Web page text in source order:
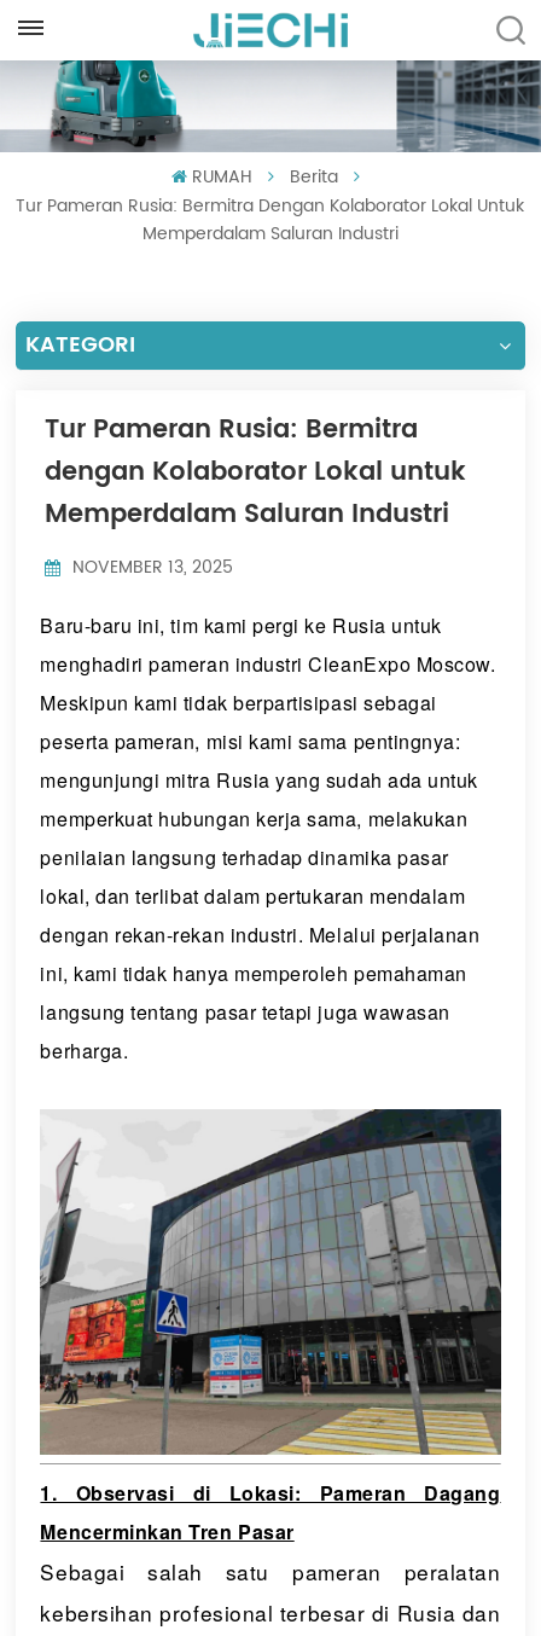
English
Português
Tiếng Việt
Indonesia
中文
RUMAH
Berita
Tur Pameran Rusia: Bermitra Dengan Kolaborator Lokal Untuk
Memperdalam Saluran Industri
KATEGORI
Tur Pameran Rusia: Bermitra
dengan Kolaborator Lokal untuk
Memperdalam Saluran Industri
NOVEMBER 13, 2025
Baru-baru ini, tim kami pergi ke Rusia untuk
menghadiri pameran industri CleanExpo Moscow.
Meskipun kami tidak berpartisipasi sebagai
peserta pameran, misi kami sama pentingnya:
mengunjungi mitra Rusia yang sudah ada untuk
memperkuat hubungan kerja sama, melakukan
penilaian langsung terhadap dinamika pasar
lokal, dan terlibat dalam pertukaran mendalam
dengan rekan-rekan industri. Melalui perjalanan
ini, kami tidak hanya memperoleh pemahaman
langsung tentang pasar tetapi juga wawasan
berharga.
1. Observasi di Lokasi: Pameran Dagang
Mencerminkan Tren Pasar
Sebagai salah satu pameran peralatan
kebersihan profesional terbesar di Rusia dan